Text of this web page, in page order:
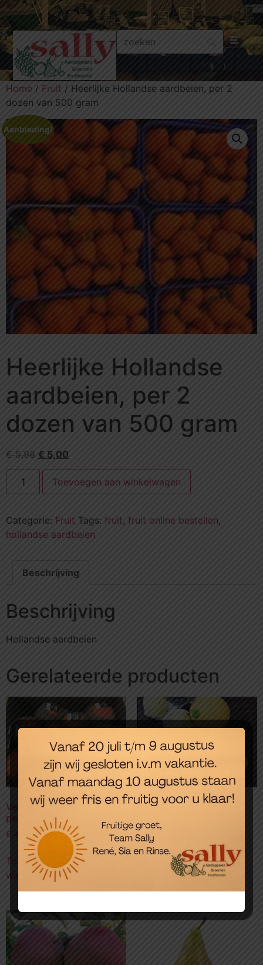
Home / Fruit / Heerlijke Hollandse aardbeien, per 2
dozen van 500 gram
Aanbieding!
Heerlijke Hollandse
aardbeien, per 2
dozen van 500 gram
€5,98 € 5,00
Toevoegen aan winkelwagen
Categorie: Fruit Tags: fruit, fruit online bestellen,
hollandse aardbeien
Beschrijving
Beschrijving
Hollandse aardbeien
Gerelateerde producten
Vers overgevlogen mango,
per stuk
€
Toevoegen aan
winkelwagen
Fruit tas 3 kilo
€6,99
Toevoegen aan
winkelwagen